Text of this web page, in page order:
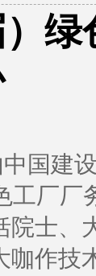
国建
工厂
院士、
咖作技